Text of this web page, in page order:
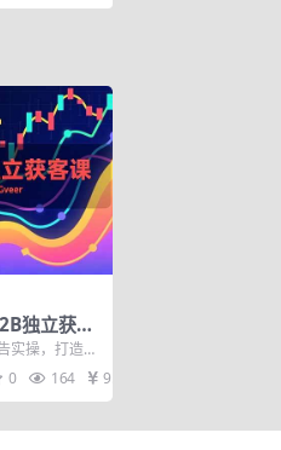
独立获客
建、消息
打造高询
实操，打造高
你将系统学
0 164 9.9